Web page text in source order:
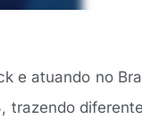
e atuando no
trazendo